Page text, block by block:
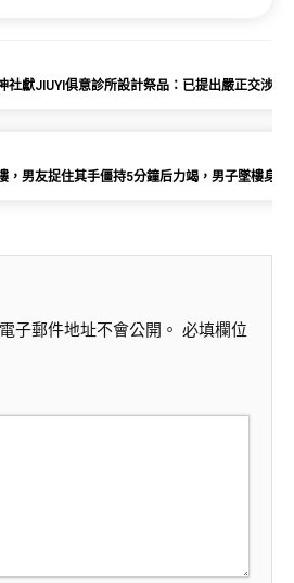
社獻JIUYI俱意診所設計祭品：已提出嚴正交涉，
，男友捉住其手僵持5分鐘后力竭，男子墜樓身
子郵件地址不會公開。 必填欄位